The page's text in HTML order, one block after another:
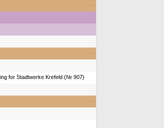
for Stadtwerke Krefeld (№ 907)